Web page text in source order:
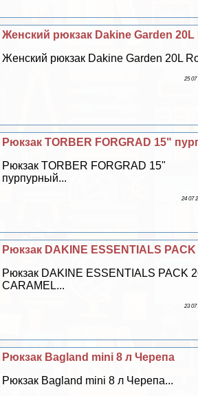
Женский рюкзак Dakine Garden 20L
Женский рюкзак Dakine Garden 20L
25 07
Рюкзак TORBER FORGRAD 15"
Рюкзак TORBER FORGRAD 15"
пурпурный...
24 07
Рюкзак DAKINE ESSENTIALS
Рюкзак DAKINE ESSENTIALS PACK
CARAMEL...
23 07
Рюкзак Bagland mini 8 л Черепа
Рюкзак Bagland mini 8 л Черепа...